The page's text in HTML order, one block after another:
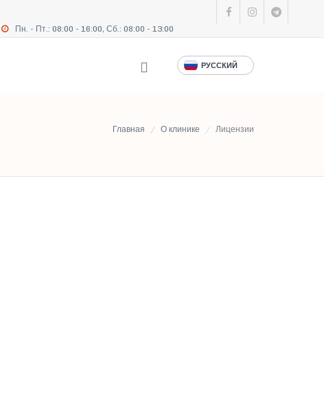
Пн. - Пт.: 08:00 - 16:00, Сб.: 08:00 - 13:00
РУССКИЙ
Главная О клинике Лицензии